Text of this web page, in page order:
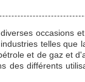
occasions
telles
et de gaz et
des différents